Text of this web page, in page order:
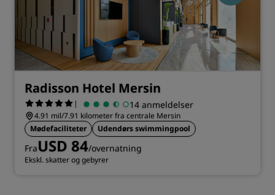
Radisson Hotel Mersin
| 14 anmeldelser
4.91 mil/7.91 kilometer fra centrale Mersin
Mødefaciliteter
Udendørs swimmingpool
FraUSD 84/overnatning
Ekskl. skatter og gebyrer